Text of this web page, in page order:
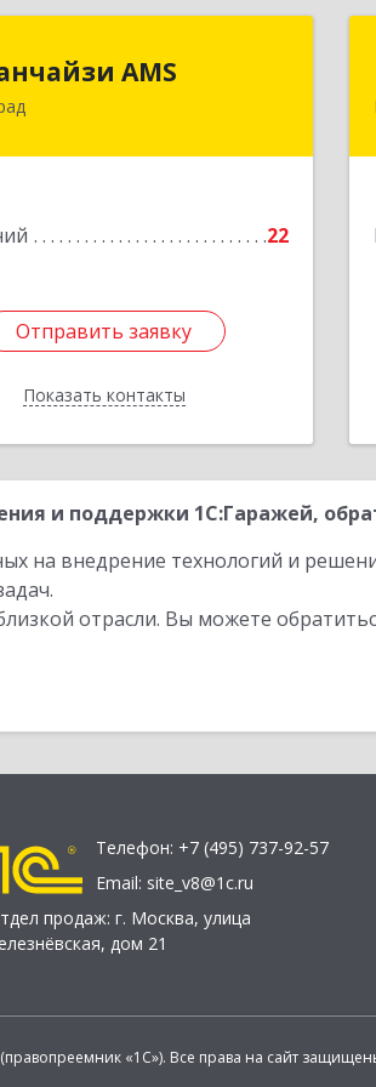
AMS
22
Отправить заявку
Показать контакты
1С:Франчайзи AMS
238325, Калининградская обл,
Подробнее
Отправить заявку
Назад
и поддержки 1С:Гаражей,
на внедрение технологий и
отрасли. Вы можете
Телефон: +7 (495) 737-92-57
Email: site_v8@1c.ru
продаж: г. Москва, улица
дом 21
«1С»). Все права на сайт